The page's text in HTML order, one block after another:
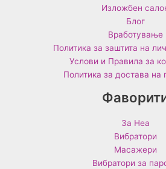
Изложбен
Блог
Вработување
Политика за заштита на
Услови и Правила за
Политика за достава на
За Неа
Вибратори
Масажери
Вибратори за